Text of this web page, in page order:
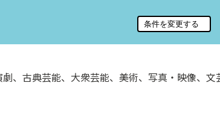
、古典芸能、大衆芸能、美術、写真・映像、文